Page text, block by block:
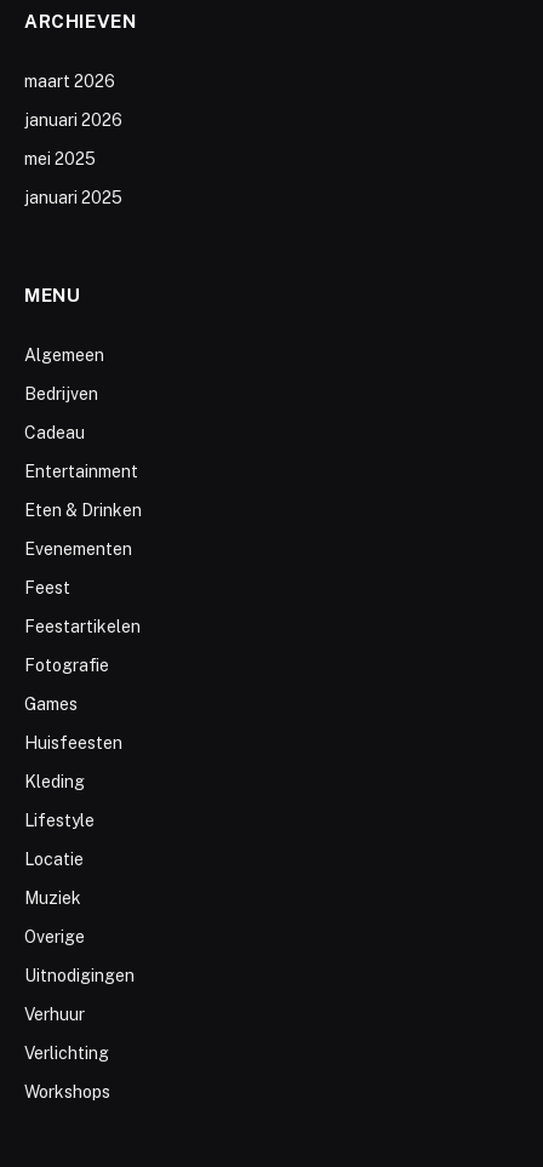
ARCHIEVEN
maart 2026
januari 2026
mei 2025
januari 2025
MENU
Algemeen
Bedrijven
Cadeau
Entertainment
Eten & Drinken
Evenementen
Feest
Feestartikelen
Fotografie
Games
Huisfeesten
Kleding
Lifestyle
Locatie
Muziek
Overige
Uitnodigingen
Verhuur
Verlichting
Workshops